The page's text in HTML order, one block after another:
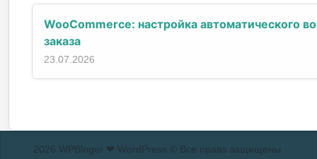
WooCommerce: настройка автоматического
заказа
23.07.2026
2026 WPBloger ❤ WordPress © Все права защищены.